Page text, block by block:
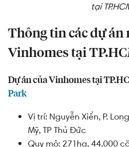
tại
Thông tin cácdự án
Vinhomes tại
Dự án của Vinhomes tại
Park
Vị trí: Nguyễn Xiển, P. Long
Mỹ, TPThủ Đức
Quy mô: 271ha, 44.000